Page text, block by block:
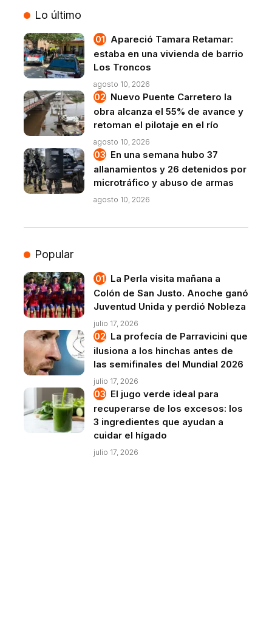
Lo último
Apareció Tamara Retamar:
estaba en una vivienda de barrio
Los Troncos
agosto 10, 2026
Nuevo Puente Carretero la
obra alcanza el 55% de avance y
retoman el pilotaje en el río
agosto 10, 2026
En una semana hubo 37
allanamientos y 26 detenidos por
microtráfico y abuso de armas
agosto 10, 2026
Popular
La Perla visita mañana a
Colón de San Justo. Anoche ganó
Juventud Unida y perdió Nobleza
julio 17, 2026
La profecía de Parravicini que
ilusiona a los hinchas antes de
las semifinales del Mundial 2026
julio 17, 2026
El jugo verde ideal para
recuperarse de los excesos: los
3 ingredientes que ayudan a
cuidar el hígado
julio 17, 2026